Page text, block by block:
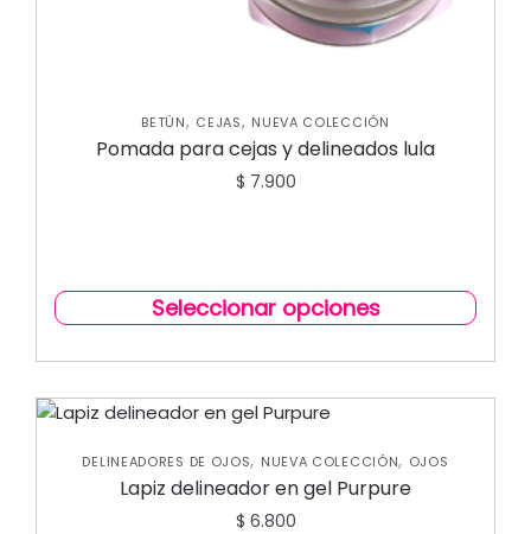
BETÚN, CEJAS, NUEVA COLECCIÓN
Pomada para cejas y delineados lula
$ 7.900
Seleccionar opciones
DELINEADORES DE OJOS, NUEVA COLECCIÓN, OJOS
Lapiz delineador en gel Purpure
$ 6.800